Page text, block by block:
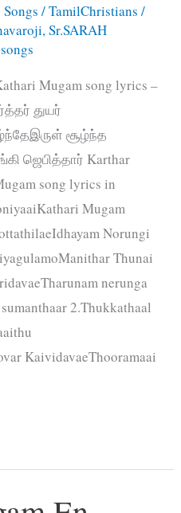
/TamilChristians/
,Sr.SARAH
Mugam song lyrics –
துயர்
சூழ்ந்த
ஜெபித்தார் Karthar
song lyrics in
Mugam
Norungi
Thunai
nerunga
2.Thukkathaal
KaividavaeThooramaai